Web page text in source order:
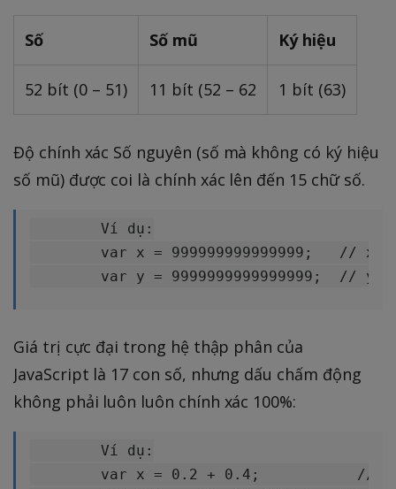
Số Số mũ Ký hiệu
52 bít (0 – 51) 11 bít (52 – 62 1 bít (63)
Độ chính xác Số nguyên (số mà không có ký hiệu
số mũ) được coi là chính xác lên đến 15 chữ số.
Giá trị cực đại trong hệ thập phân của
JavaScript là 17 con số, nhưng dấu chấm động
không phải luôn luôn chính xác 100%: